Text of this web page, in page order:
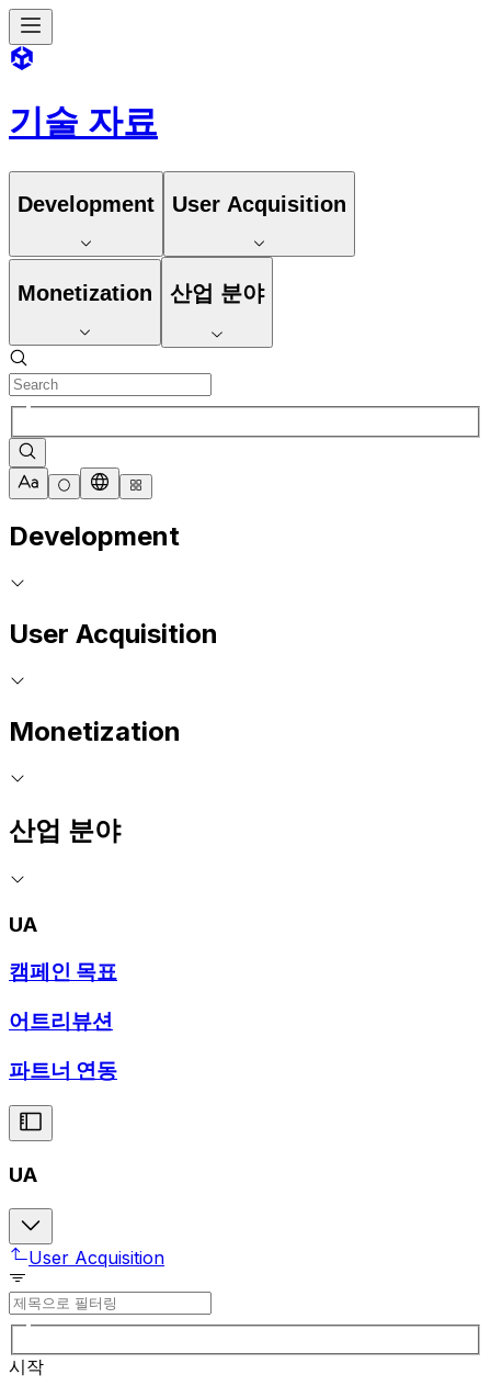
기술 자료
Development User Acquisition
Monetization 산업 분야
Development
User Acquisition
Monetization
산업 분야
UA
캠페인 목표
어트리뷰션
파트너 연동
UA
User Acquisition
시작